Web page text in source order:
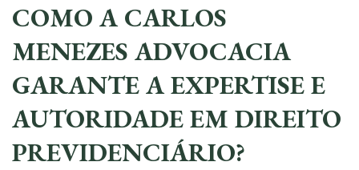
COMO A CARLOS
MENEZES ADVOCACIA
GARANTE A EXPERTISE E
AUTORIDADE EM DIREITO
PREVIDENCIÁRIO?